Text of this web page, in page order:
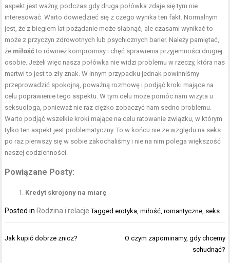
aspekt jest ważny, podczas gdy druga połówka zdaje się tym nie
interesować. Warto dowiedzieć się z czego wynika ten fakt. Normalnym
jest, że z biegiem lat pożądanie może słabnąć, ale czasami wynikać to
może z przyczyn zdrowotnych lub psychicznych barier. Należy pamiętać,
że miłośćto również kompromisy i chęć sprawienia przyjemności drugiej
osobie. Jeżeli więc nasza połówka nie widzi problemu w rzeczy, która nas
martwi to jest to zły znak. W innym przypadku jednak powinniśmy
przeprowadzić spokojną, poważną rozmowę i podjąć kroki mające na
celu poprawienie tego aspektu. W tym celu może pomóc nam wizyta u
seksuologa, ponieważ nie raz ciężko zobaczyć nam sedno problemu.
Warto podjąć wszelkie kroki mające na celu ratowanie związku, w którym
tylko ten aspekt jest problematyczny. To w końcu nie ze względu na seks
po raz pierwszy się w sobie zakochaliśmy i nie na nim polega większość
naszej codzienności.
Powiązane Posty:
Kredyt skrojony na miarę
Posted in Rodzina i relacje Taggederotyka,miłość,romantyczne, seks
Nawigacja
Jak kupić dobrze znicz?
O czym zapominamy, gdy chcemy
schudnąć?